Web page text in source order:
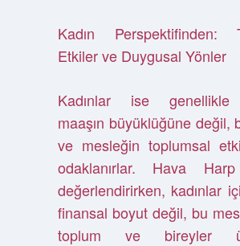
Kadın Perspektifinden:
Etkiler ve Duygusal Yönler
Kadınlar ise genellikle
maaşın büyüklüğüne değil,
ve mesleğin toplumsal
odaklanırlar. Hava Harp
değerlendirirken, kadınlar
finansal boyut değil, bu
toplum ve bireyler